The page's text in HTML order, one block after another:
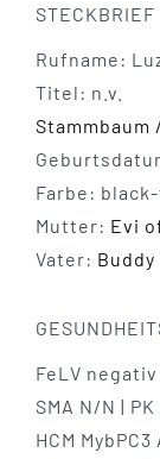
STECKBRIEF
Rufname:
Titel: n.v.
Stammbaum
Farbe:
Mutter: Evi
Vater:
FeLV
SMA N/N |
HCM MybPC3